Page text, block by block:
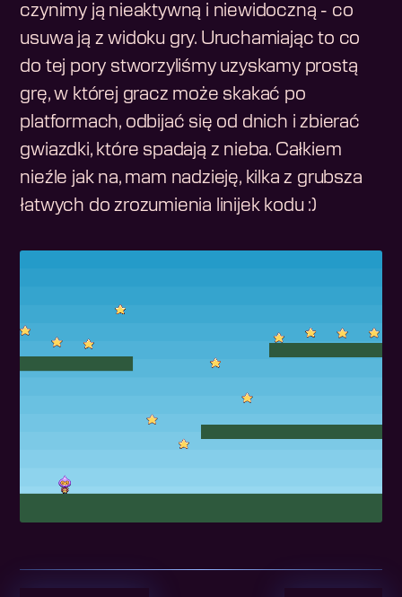
czynimy ją nieaktywną i niewidoczną - co
usuwa ją z widoku gry. Uruchamiając to co
do tej pory stworzyliśmy uzyskamy prostą
grę, w której gracz może skakać po
platformach, odbijać się od dnich i zbierać
gwiazdki, które spadają z nieba. Całkiem
nieźle jak na, mam nadzieję, kilka z grubsza
łatwych do zrozumienia linijek kodu :)